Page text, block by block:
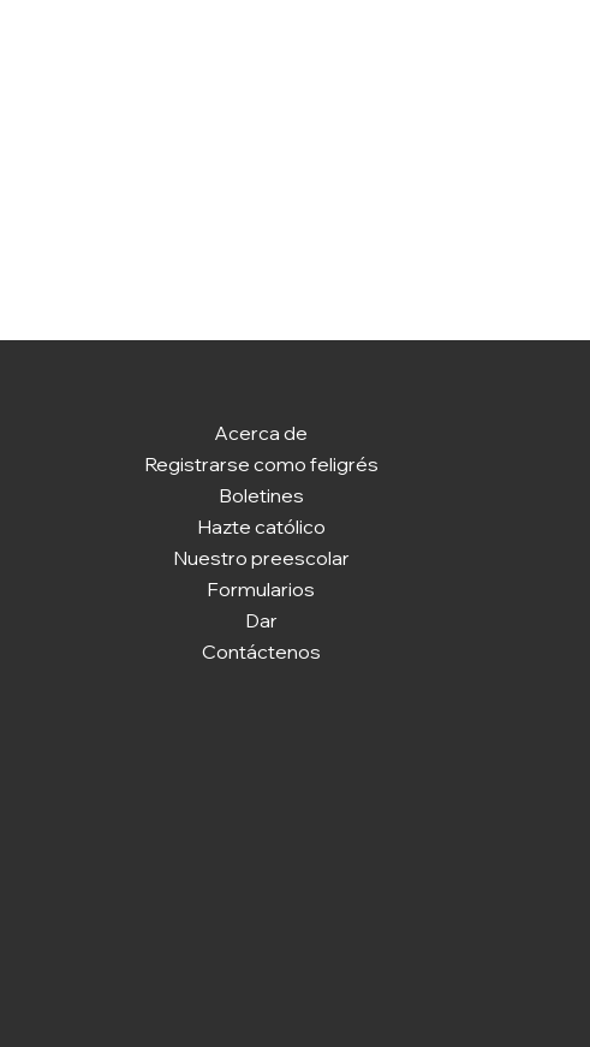
Acerca de
Registrarse como feligrés
Boletines
Hazte católico
Nuestro preescolar
Formularios
Dar
Contáctenos